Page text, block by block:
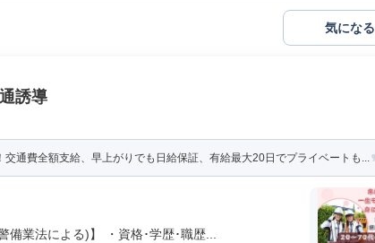
気になる
誘導
通費全額支給、早上がりでも日給保証、有給最大20日でプライベートも...
備業法による)】 ・資格･学歴･職歴...